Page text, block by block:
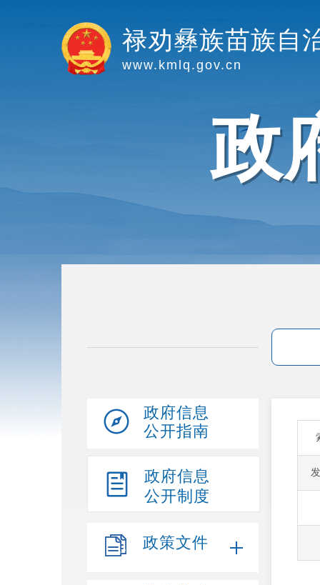
禄劝彝族苗族自
www.kmlq.gov.cn
政
政府信息
公开指南
政府信息
公开制度
政策文件